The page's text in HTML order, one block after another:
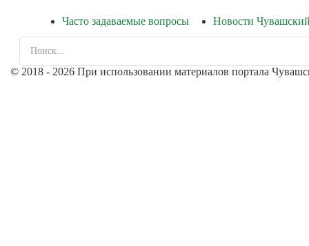
Часто задаваемые вопросы Новости
© 2018 - 2026 При использовании материалов портала